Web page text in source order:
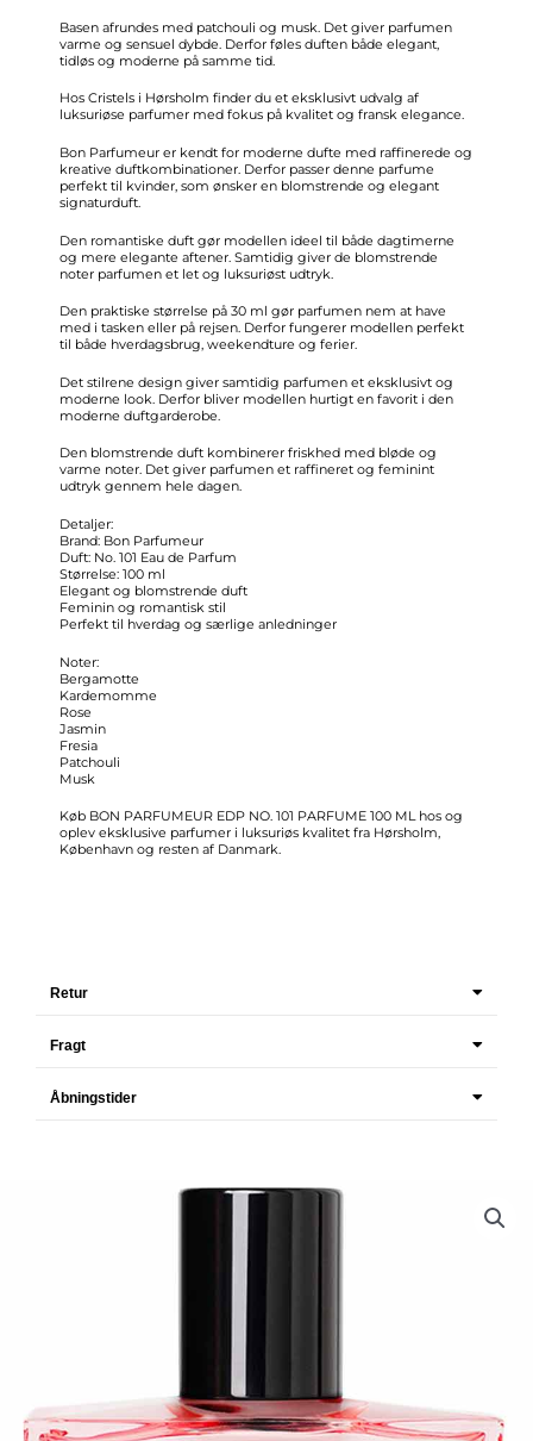
Basen afrundes med patchouli og musk. Det giver parfumen
varme og sensuel dybde. Derfor føles duften både elegant,
tidløs og moderne på samme tid.
Hos Cristels i Hørsholm finder du et eksklusivt udvalg af
luksuriøse parfumer med fokus på kvalitet og fransk elegance.
Bon Parfumeur er kendt for moderne dufte med raffinerede og
kreative duftkombinationer. Derfor passer denne parfume
perfekt til kvinder, som ønsker en blomstrende og elegant
signaturduft.
Den romantiske duft gør modellen ideel til både dagtimerne
og mere elegante aftener. Samtidig giver de blomstrende
noter parfumen et let og luksuriøst udtryk.
Den praktiske størrelse på 30 ml gør parfumen nem at have
med i tasken eller på rejsen. Derfor fungerer modellen perfekt
til både hverdagsbrug, weekendture og ferier.
Det stilrene design giver samtidig parfumen et eksklusivt og
moderne look. Derfor bliver modellen hurtigt en favorit i den
moderne duftgarderobe.
Den blomstrende duft kombinerer friskhed med bløde og
varme noter. Det giver parfumen et raffineret og feminint
udtryk gennem hele dagen.
Detaljer:
Brand: Bon Parfumeur
Duft: No. 101 Eau de Parfum
Størrelse: 100 ml
Elegant og blomstrende duft
Feminin og romantisk stil
Perfekt til hverdag og særlige anledninger
Noter:
Bergamotte
Kardemomme
Rose
Jasmin
Fresia
Patchouli
Musk
Køb BON PARFUMEUR EDP NO. 101 PARFUME 100 ML hos og
oplev eksklusive parfumer i luksuriøs kvalitet fra Hørsholm,
København og resten af Danmark.
Retur
Fragt
Åbningstider